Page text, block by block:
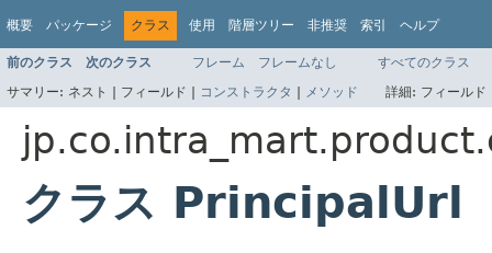
概要 パッケージ クラス 使用 階層ツリー 非推奨 索引 ヘルプ
前のクラス 次のクラス フレーム フレームなし
すべてのクラス
サマリー: ネスト | フィールド | コンストラクタ | メソッド 詳細: フィール
クラス PrincipalUrl